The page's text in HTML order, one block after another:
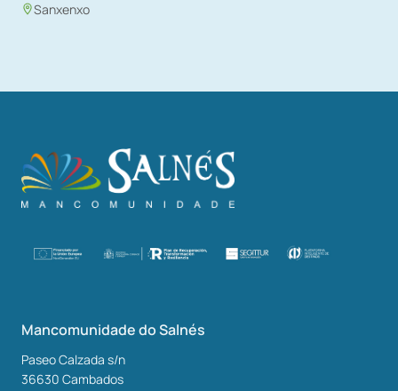
Sanxenxo
Mancomunidade do Salnés
Paseo Calzada s/n
36630 Cambados